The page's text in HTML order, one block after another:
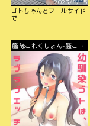
2023/8/15
ゴトちゃんとプールサイド
で
艦隊これくしょん-艦こ
れ-